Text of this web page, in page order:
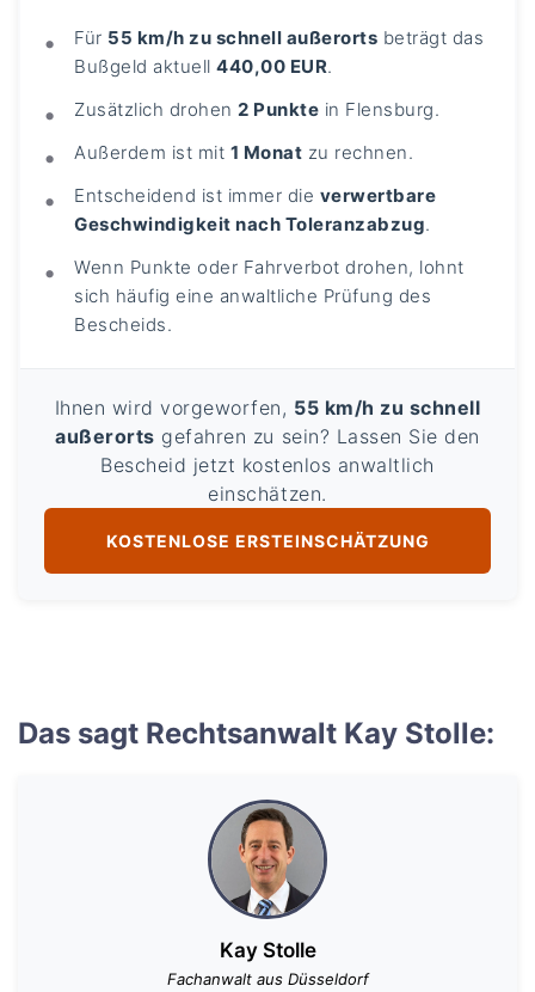
Für 55 km/h zu schnell außerorts beträgt das
Bußgeld aktuell440,00 EUR.
Zusätzlich drohen2 Punkte in Flensburg.
Außerdem ist mit 1 Monat zu rechnen.
Entscheidend ist immer die verwertbare
Geschwindigkeit nach Toleranzabzug.
Wenn Punkte oder Fahrverbot drohen, lohnt
sich häufig eine anwaltliche Prüfung des
Bescheids.
Ihnen wird vorgeworfen, 55 km/h zu schnell
außerorts gefahren zu sein? Lassen Sie den
Bescheid jetzt kostenlos anwaltlich
einschätzen.
KOSTENLOSE ERSTEINSCHÄTZUNG
Das sagt Rechtsanwalt Kay Stolle:
Kay Stolle
Fachanwalt aus Düsseldorf